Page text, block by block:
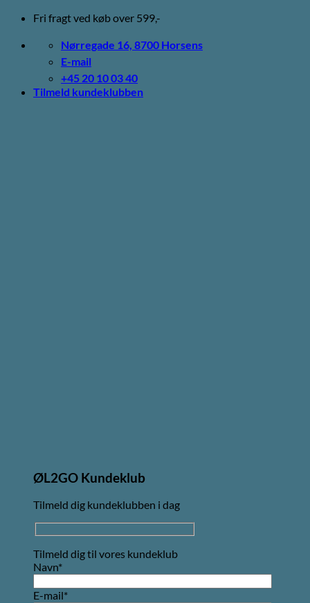
Fortsæt
indhold
Fri fragt ved køb over 599,-
Nørregade 16, 8700 Horsens
E-mail
+45 20 10 03 40
Tilmeld kundeklubben
ØL2GO Kundeklub
Tilmeld dig kundeklubben i dag
Tilmeld dig til vores kundeklub
Navn*
E-mail*